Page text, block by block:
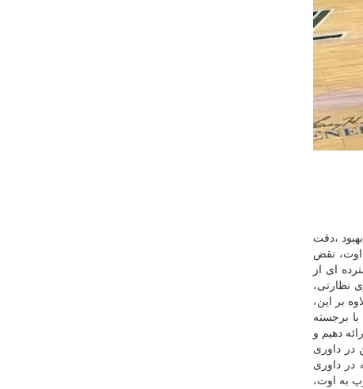
،دقت
اوت، نقض
ای از
نظارتی،
بر این،
برجسته
دهیم و
در داوری
در داوری
به اوت،